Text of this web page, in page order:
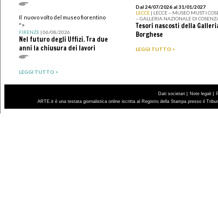
Il nuovo volto del museo fiorentino
">
FIRENZE| 06/08/2026
Nel futuro degli Uffizi. Tra due
anni la chiusura dei lavori
LEGGI TUTTO >
Dal 24/07/2026 al 31/01/2027
LECCE | LECCE – MUSEO MUST I
– GALLERIA NAZIONALE DI
Tesori nascosti della
Borghese
LEGGI TUTTO >
Dati societari | Note legali |
ARTE.it è una testata giornalistica online iscritta al Registro della Stampa presso il